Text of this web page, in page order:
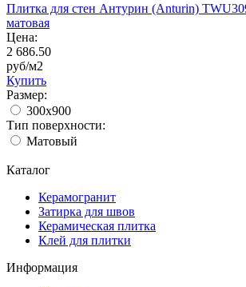
Плитка для стен Антурин (Anturin)
матовая
Цена:
2 686.50
руб/м2
Купить
Размер:
300x900
Тип поверхности:
Матовый
Каталог
Керамогранит
Затирка для швов
Керамическая плитка
Клей для плитки
Информация